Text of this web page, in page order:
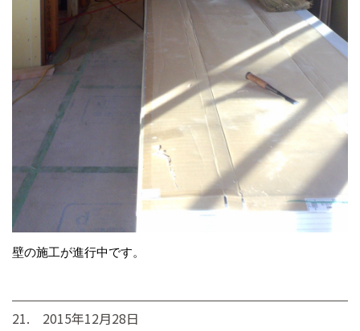
壁の施工が進行中です。
21. 2015年12月28日